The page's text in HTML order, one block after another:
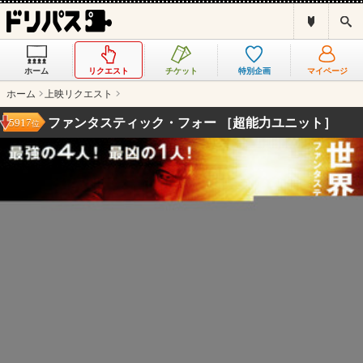
ス
ホーム リクエスト チケット 特別企画 マイページ
ホーム 上映リクエスト
ファンタスティック・フォー ［超能力ユニット］
5917位